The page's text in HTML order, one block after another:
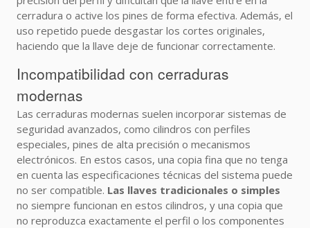
cerradura o active los pines de forma efectiva. Además, el
uso repetido puede desgastar los cortes originales,
haciendo que la llave deje de funcionar correctamente.
Incompatibilidad con cerraduras
modernas
Las cerraduras modernas suelen incorporar sistemas de
seguridad avanzados, como cilindros con perfiles
especiales, pines de alta precisión o mecanismos
electrónicos. En estos casos, una copia fina que no tenga
en cuenta las especificaciones técnicas del sistema puede
no ser compatible. Las llaves tradicionales o simples
no siempre funcionan en estos cilindros, y una copia que
no reproduzca exactamente el perfil o los componentes